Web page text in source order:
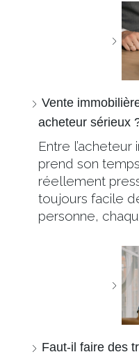
Vente
acheteur sérieux
Entre l’acheteur
prend son
réellement
toujours facile
personne,
Faut-il faire des